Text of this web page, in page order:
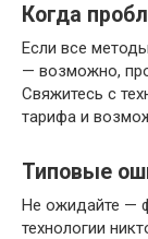
Когда
Если все
— возможно,
Свяжитесь с
тарифа и
Типовые
Не ожидайте —
технологии